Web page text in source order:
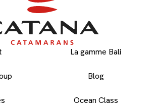
La gamme Bali
Blog
Ocean Class